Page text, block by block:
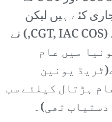
کئے ہیں لیکن
کچھ چھوٹی یونینوں نے (CGT, IAC COS,) نے
میں عام
یونین
ہڑتال کیلئے سب
تھی)۔